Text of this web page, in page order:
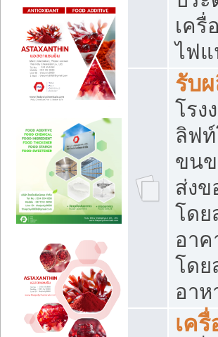
เครื่
ไฟ
รับ
โรง
ลิฟ
ขน
ส่ง
โดย
อาค
โดย
อาห
เค